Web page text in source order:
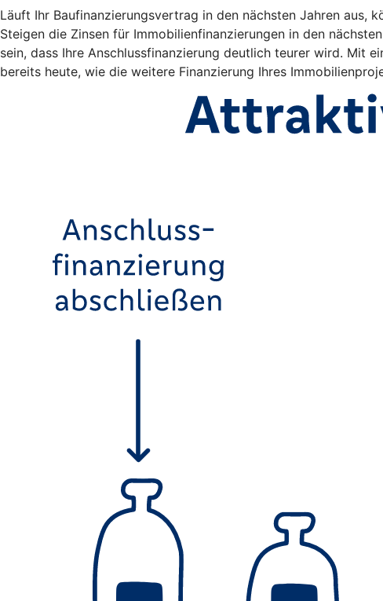
Läuft Ihr Baufinanzierungsvertrag in den nächsten Jahren aus,
Steigen die Zinsen für Immobilienfinanzierungen in den
sein, dass Ihre Anschlussfinanzierung deutlich teurer wird. Mit
bereits heute, wie die weitere Finanzierung Ihres